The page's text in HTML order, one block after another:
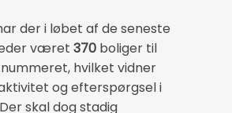
der i løbet af de seneste
været 370 boliger til
hvilket vidner
og efterspørgsel i
skal dog stadig